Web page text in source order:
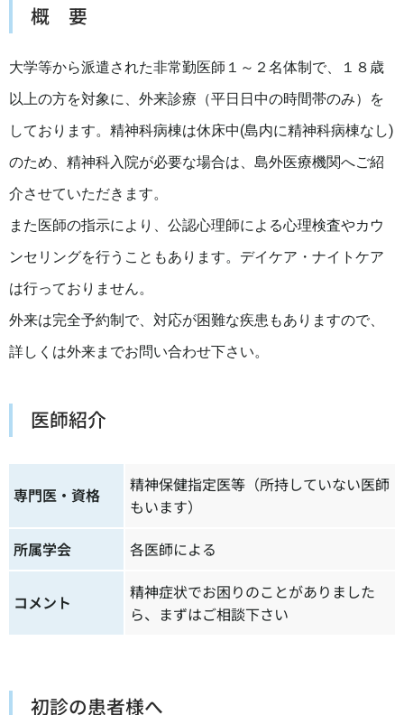
概 要
大学等から派遣された非常勤医師１～２名体制で、１８歳
以上の方を対象に、外来診療（平日日中の時間帯のみ）を
しております。精神科病棟は休床中(島内に精神科病棟なし)
のため、精神科入院が必要な場合は、島外医療機関へご紹
介させていただきます。
また医師の指示により、公認心理師による心理検査やカウ
ンセリングを行うこともあります。デイケア・ナイトケア
は行っておりません。
外来は完全予約制で、対応が困難な疾患もありますので、
詳しくは外来までお問い合わせ下さい。
医師紹介
専門医・資格
精神保健指定医等（所持していない医師
もいます）
所属学会
各医師による
コメント
精神症状でお困りのことがありました
ら、まずはご相談下さい
初診の患者様へ